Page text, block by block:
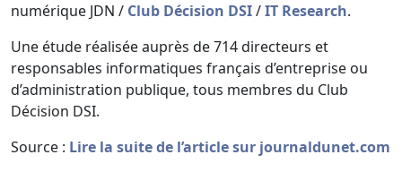
numérique JDN / Club Décision DSI/IT Research.
Une étude réalisée auprès de 714 directeurs et
responsables informatiques français d’entreprise ou
d’administration publique, tous membres du Club
Décision DSI.
Source : Lire la suite de l’article sur journaldunet.com